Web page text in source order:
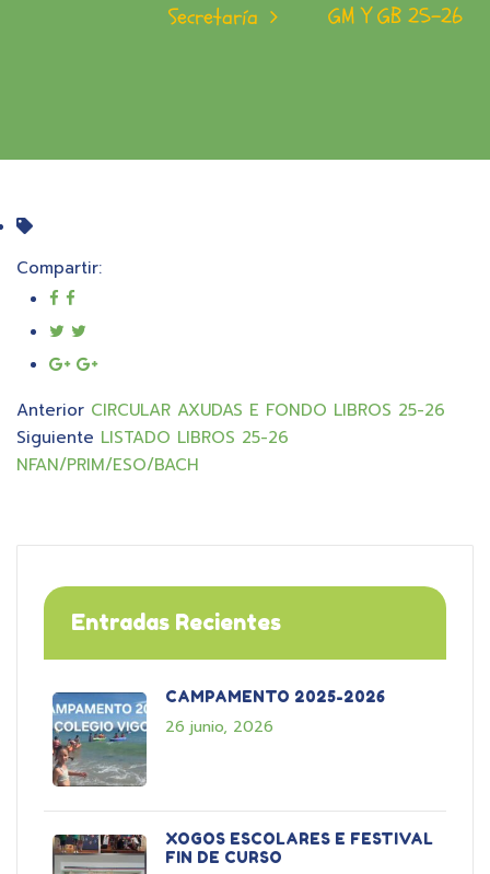
Secretaría
GM Y GB 25-26
Compartir:
Anterior CIRCULAR AXUDAS E FONDO LIBROS 25-26
Siguiente LISTADO LIBROS 25-26
NFAN/PRIM/ESO/BACH
Entradas Recientes
CAMPAMENTO 2025-2026
26 junio, 2026
XOGOS ESCOLARES E FESTIVAL
FIN DE CURSO